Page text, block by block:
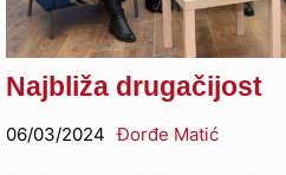
Najbliža drugačijost
06/03/2024 Đorđe Matić